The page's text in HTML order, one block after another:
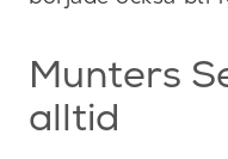
Munters
alltid